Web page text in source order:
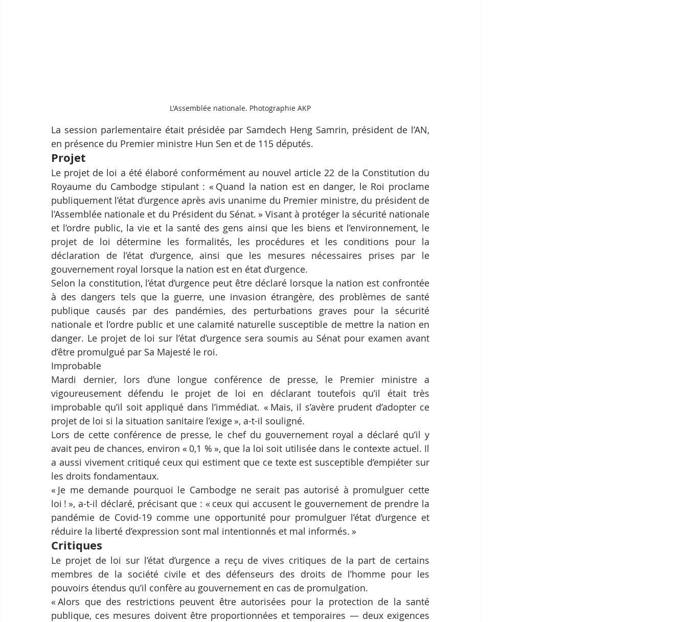
L'Assemblée nationale. Photographie AKP
La session parlementaire était présidée par Samdech Heng Samrin, président de l’AN,
en présence du Premier ministre Hun Sen et de 115 députés.
Projet
Le projet de loi a été élaboré conformément au nouvel article 22 de la Constitution du
Royaume du Cambodge stipulant : « Quand la nation est en danger, le Roi proclame
publiquement l’état d’urgence après avis unanime du Premier ministre, du président de
l’Assemblée nationale et du Président du Sénat. » Visant à protéger la sécurité nationale
et l’ordre public, la vie et la santé des gens ainsi que les biens et l’environnement, le
projet de loi détermine les formalités, les procédures et les conditions pour la
déclaration de l’état d’urgence, ainsi que les mesures nécessaires prises par le
gouvernement royal lorsque la nation est en état d’urgence.
Selon la constitution, l’état d’urgence peut être déclaré lorsque la nation est confrontée
à des dangers tels que la guerre, une invasion étrangère, des problèmes de santé
publique causés par des pandémies, des perturbations graves pour la sécurité
nationale et l’ordre public et une calamité naturelle susceptible de mettre la nation en
danger. Le projet de loi sur l’état d’urgence sera soumis au Sénat pour examen avant
d’être promulgué par Sa Majesté le roi.
Improbable
Mardi dernier, lors d’une longue conférence de presse, le Premier ministre a
vigoureusement défendu le projet de loi en déclarant toutefois qu’il était très
improbable qu’il soit appliqué dans l’immédiat. « Mais, il s’avère prudent d’adopter ce
projet de loi si la situation sanitaire l’exige », a-t-il souligné.
Lors de cette conférence de presse, le chef du gouvernement royal a déclaré qu’il y
avait peu de chances, environ « 0,1 % », que la loi soit utilisée dans le contexte actuel. Il
a aussi vivement critiqué ceux qui estiment que ce texte est susceptible d’empiéter sur
les droits fondamentaux.
« Je me demande pourquoi le Cambodge ne serait pas autorisé à promulguer cette
loi ! », a-t-il déclaré, précisant que : « ceux qui accusent le gouvernement de prendre la
pandémie de Covid-19 comme une opportunité pour promulguer l’état d’urgence et
réduire la liberté d’expression sont mal intentionnés et mal informés. »
Critiques
Le projet de loi sur l’état d’urgence a reçu de vives critiques de la part de certains
membres de la société civile et des défenseurs des droits de l’homme pour les
pouvoirs étendus qu’il confère au gouvernement en cas de promulgation.
« Alors que des restrictions peuvent être autorisées pour la protection de la santé
publique, ces mesures doivent être proportionnées et temporaires — deux exigences